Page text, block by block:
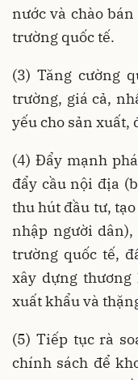
nước và chào
trường quốc tế.
(3) Tăng cường
trường, giá cả,
yếu cho sản xuất,
(4) Đẩy mạnh
đẩy cầu nội địa
thu hút đầu tư,
nhập người
trường quốc tế,
xây dựng thương
xuất khẩu và
(5) Tiếp tục rà
chính sách để